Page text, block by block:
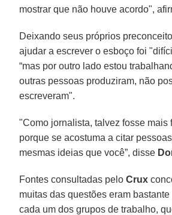
mostrar que não houve acordo",
Deixando seus próprios
ajudar a escrever o esboço foi
“mas por outro lado estou
outras pessoas produziram, não
escreveram".
"Como jornalista, talvez fosse mais
porque se acostuma a citar
mesmas ideias que você”, disse
Fontes consultadas peloCrux
muitas das questões eram
cada um dos grupos de trabalho,